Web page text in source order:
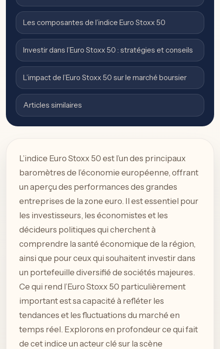
Les composantes de l’indice Euro Stoxx 50
Investir dans l’Euro Stoxx 50 : stratégies et conseils
L’impact de l’Euro Stoxx 50 sur le marché boursier
Articles similaires
L’indice Euro Stoxx 50 est l’un des principaux
baromètres de l’économie européenne, offrant
un aperçu des performances des grandes
entreprises de la zone euro. Il est essentiel pour
les investisseurs, les économistes et les
décideurs politiques qui cherchent à
comprendre la santé économique de la région,
ainsi que pour ceux qui souhaitent investir dans
un portefeuille diversifié de sociétés majeures.
Ce qui rend l’Euro Stoxx 50 particulièrement
important est sa capacité à refléter les
tendances et les fluctuations du marché en
temps réel. Explorons en profondeur ce qui fait
de cet indice un acteur clé sur la scène